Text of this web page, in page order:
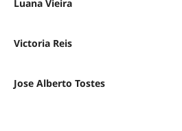
Luana Vieira
Victoria Reis
Jose Alberto Tostes